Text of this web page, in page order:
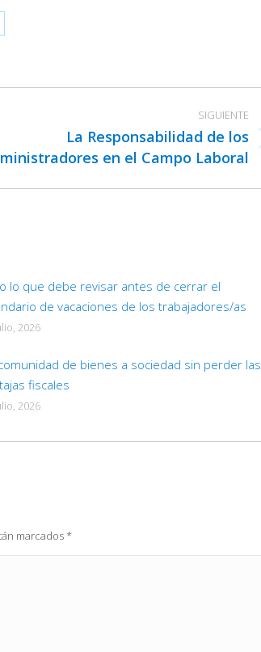
SIGUIENTE
La Responsabilidad de los
en el Campo Laboral
lo que debe revisar antes de cerrar el
de vacaciones de los trabajadores/as
2026
de bienes a sociedad sin perder las
fiscales
2026
marcados*